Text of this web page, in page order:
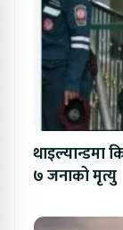
थाइल्यान्डमा
७ जनाको मृत्यु